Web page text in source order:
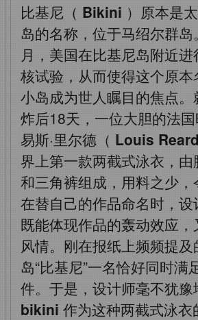
比基尼（ Bikini ）原本是
岛的名称，位于马绍尔群
月，美国在比基尼岛附近
核试验，从而使得这个原
小岛成为世人瞩目的焦点
炸后18天，一位大胆的法
易斯·里尔德（ Louis Reard
界上第一款两截式泳衣，
和三角裤组成，用料之少，
在替自己的作品命名时，
既能体现作品的轰动效应
风情。刚在报纸上频频提
岛“比基尼”一名恰好同时满
件。于是，设计师毫不犹豫
bikini 作为这种两截式泳衣